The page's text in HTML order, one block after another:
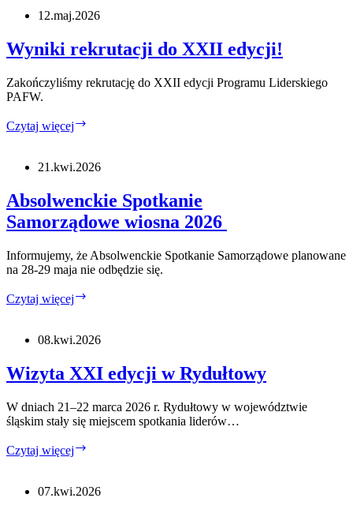
Liderskiego
2026
12.maj.2026
Wyniki rekrutacji do XXII edycji!
Zakończyliśmy rekrutację do XXII edycji Programu Liderskiego
PAFW.
Czytaj więcej
XXII
21.kwi.2026
Absolwenckie Spotkanie
Samorządowe wiosna 2026
Informujemy, że Absolwenckie Spotkanie Samorządowe planowane
na 28-29 maja nie odbędzie się.
Czytaj więcej
08.kwi.2026
Wizyta XXI edycji w Rydułtowy
W dniach 21–22 marca 2026 r. Rydułtowy w województwie
śląskim stały się miejscem spotkania liderów…
Czytaj więcej
w
07.kwi.2026